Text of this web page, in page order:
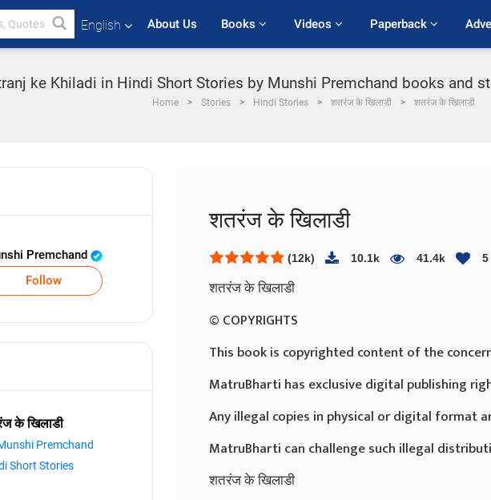
English About Us Books Videos Paperback
ke Khiladi in Hindi Short Stories by Munshi Premchand books and
Home Stories Hindi Stories शतरंज के खिलाडी शतरंज के खिलाडी
Premchand
Follow
के खिलाडी
Premchand
Short Stories
शतरंज के खिलाडी
(12k) 10.1k 41.4k 5
शतरंज के खिलाडी
© COPYRIGHTS
This book is copyrighted content of the
MatruBharti has exclusive digital publishing
Any illegal copies in physical or digital format
MatruBharti can challenge such illegal
शतरंज के खिलाडी